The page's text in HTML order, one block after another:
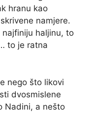
hranu kao
namjere.
haljinu, to
to je ratna
nego što likovi
dvosmislene
Nadini, a nešto